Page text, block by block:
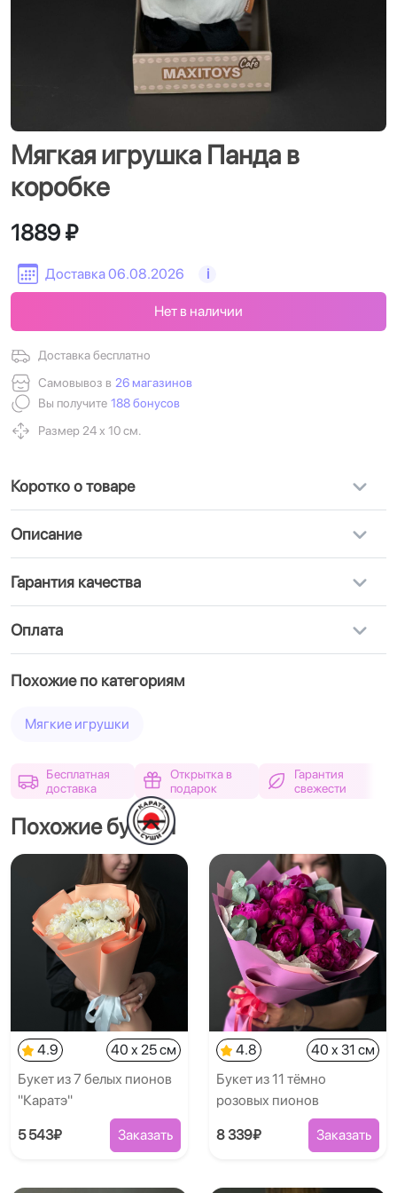
Мягкая игрушка Панда в
коробке
Доставка 06.08.2026 i
1889 ₽
Доставка бесплатно
Самовывоз в 26 магазинов
Вы получите 188 бонусов
Размер 24 х 10 см.
Нет в наличии
Коротко о товаре
Описание
Гарантия качества
Оплата
Похожие по категориям
Мягкие игрушки
Бесплатная
доставка
Открытка в
подарок
Гарантия
свежести
Похожие букеты
4.9
40 x 25 см
Букет из 7 белых пионов
"Каратэ"
5 543₽ Заказать
4.8
40 x 31 см
Букет из 11 тёмно
розовых пионов
8 339₽ Заказать